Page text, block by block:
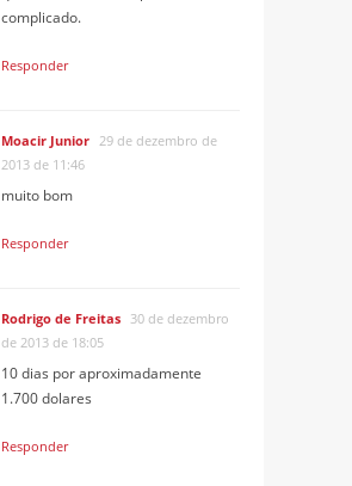
complicado.
Responder
Moacir Junior 29 de dezembro de
2013 de 11:46
muito bom
Responder
Rodrigo de Freitas 30 de dezembro
de 2013 de 18:05
10 dias por aproximadamente
1.700 dolares
Responder